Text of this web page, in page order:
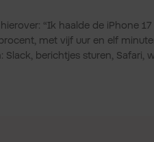
“Ik haalde de iPhone 17
met vijf uur en elf
berichtjes sturen, Safari,